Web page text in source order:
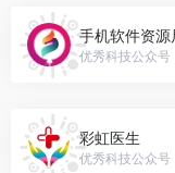
手机软件资源
彩虹医生